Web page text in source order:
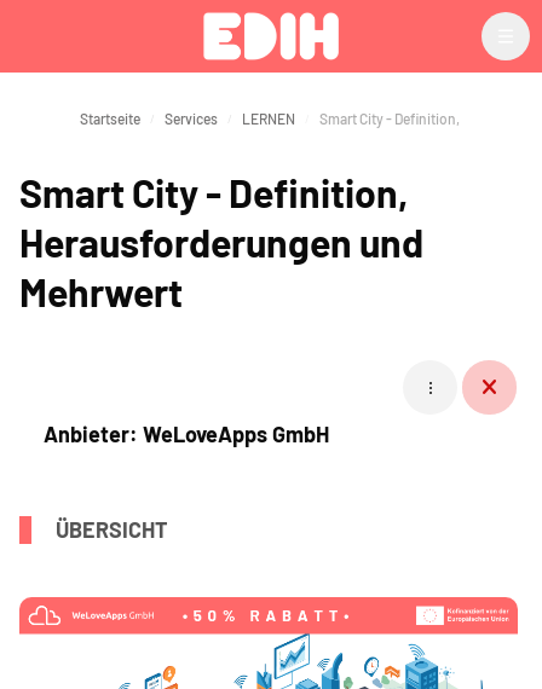
Startseite Services LERNEN
Smart City - Definition,
Herausforderungen und
Mehrwert
Anbieter: WeLoveApps GmbH
ÜBERSICHT